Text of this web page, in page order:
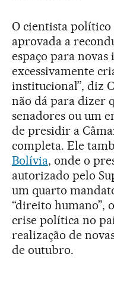
O cientista político
aprovada a
espaço para
excessivamente
institucional”, diz
não dá para dizer
senadores ou um
de presidir a
completa. Ele
Bolívia, onde o
autorizado pelo
um quarto
“direito humano”,
crise política no
realização de
de outubro.